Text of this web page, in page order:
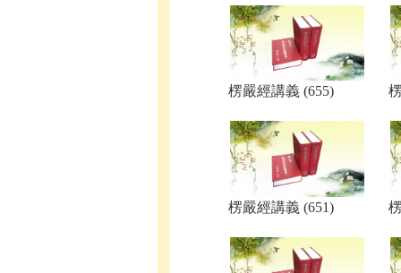
楞嚴經講義 (655)
楞嚴經講義 (651)